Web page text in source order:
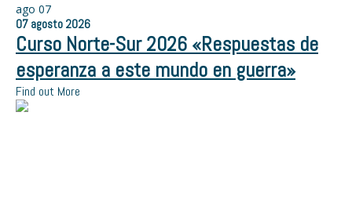
ago 07
07 agosto 2026
Curso Norte-Sur 2026 «Respuestas de
esperanza a este mundo en guerra»
Find out More